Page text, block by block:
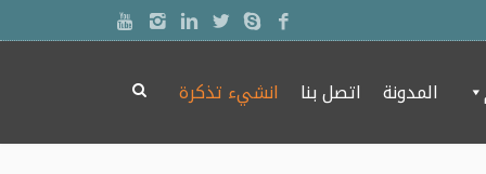
المدونة اتصل بنا انشيء تذكرة